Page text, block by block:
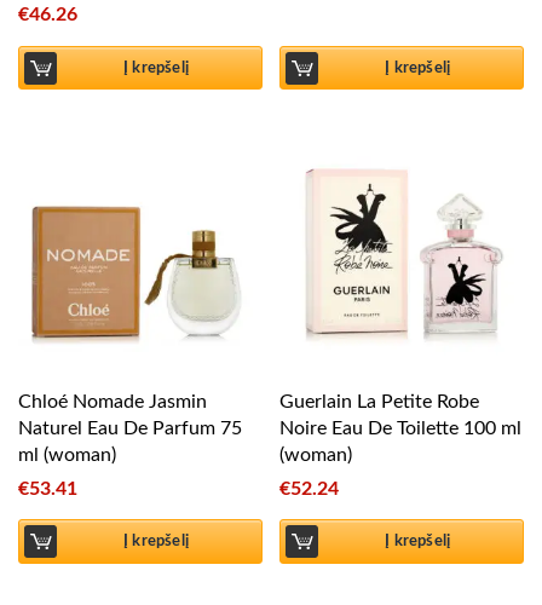
€46.26
Į krepšelį Į krepšelį
Chloé Nomade Jasmin
Naturel Eau De Parfum 75
ml (woman)
€53.41
Į krepšelį
Guerlain La Petite Robe
Noire Eau De Toilette 100 ml
(woman)
€52.24
Į krepšelį